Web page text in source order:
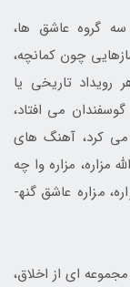
سه گروه عاشق­ ها،
چون کمانچه،
رویداد تاریخی یا
می­ افتاد،
می­ کرد، آهنگ ­های
مزاره، مزاره وا چه
روزگاره / الله مزاره، مزاره غریب روزگاره/ الله مزاره، مزاره عاشق گنه­
­ای از اخلاق،